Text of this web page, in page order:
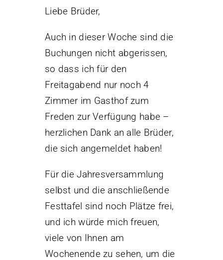
Liebe Brüder,
Auch in dieser Woche sind die
Buchungen nicht abgerissen,
so dass ich für den
Freitagabend nur noch 4
Zimmer im Gasthof zum
Freden zur Verfügung habe –
herzlichen Dank an alle Brüder,
die sich angemeldet haben!
Für die Jahresversammlung
selbst und die anschließende
Festtafel sind noch Plätze frei,
und ich würde mich freuen,
viele von Ihnen am
Wochenende zu sehen, um die